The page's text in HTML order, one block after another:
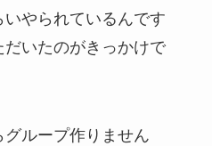
やられているんです
いたのがきっかけで
ループ作りません